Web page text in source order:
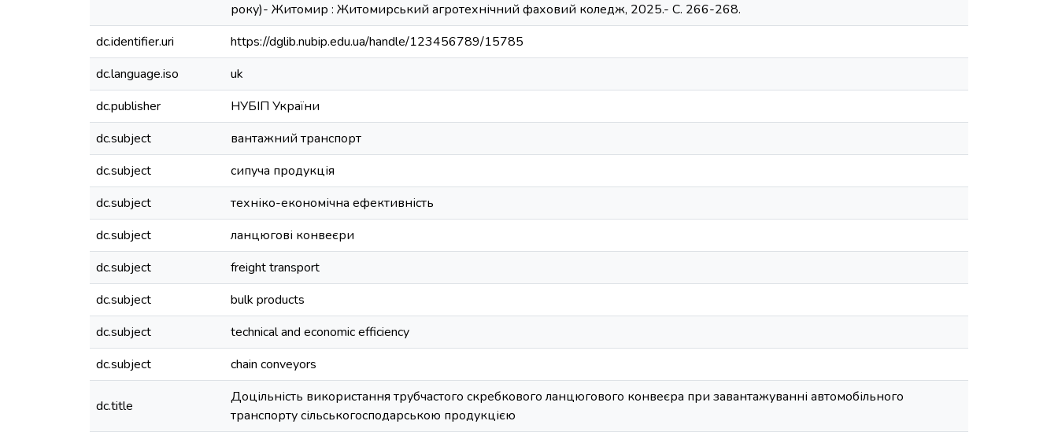
року)- Житомир : Житомирський агротехнічний фаховий коледж, 2025.- С. 266-268.
dc.identifier.uri
https://dglib.nubip.edu.ua/handle/123456789/15785
dc.language.iso
uk
dc.publisher
НУБІП України
dc.subject
вантажний транспорт
dc.subject
сипуча продукція
dc.subject
техніко-економічна ефективність
dc.subject
ланцюгові конвеєри
dc.subject
freight transport
dc.subject
bulk products
dc.subject
technical and economic efficiency
dc.subject
chain conveyors
dc.title
Доцільність використання трубчастого скребкового ланцюгового конвеєра при завантажуванні автомобільного
транспорту сільськогосподарською продукцією